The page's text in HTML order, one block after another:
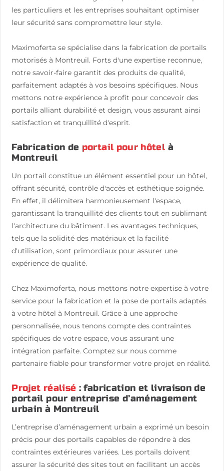
les particuliers et les entreprises souhaitant optimiser
leur sécurité sans compromettre leur style.
Maximoferta se spécialise dans la fabrication de portails
motorisés à Montreuil. Forts d'une expertise reconnue,
notre savoir-faire garantit des produits de qualité,
parfaitement adaptés à vos besoins spécifiques. Nous
mettons notre expérience à profit pour concevoir des
portails alliant durabilité et design, vous assurant ainsi
satisfaction et tranquillité d'esprit.
Fabrication de portail pour hôtel à
Montreuil
Un portail constitue un élément essentiel pour un hôtel,
offrant sécurité, contrôle d'accès et esthétique soignée.
En effet, il délimitera harmonieusement l'espace,
garantissant la tranquillité des clients tout en sublimant
l'architecture du bâtiment. Les avantages techniques,
tels que la solidité des matériaux et la facilité
d'utilisation, sont primordiaux pour assurer une
expérience de qualité.
Chez Maximoferta, nous mettons notre expertise à votre
service pour la fabrication et la pose de portails adaptés
à votre hôtel à Montreuil. Grâce à une approche
personnalisée, nous tenons compte des contraintes
spécifiques de votre espace, vous assurant une
intégration parfaite. Comptez sur nous comme
partenaire fiable pour transformer votre projet en réalité.
Projet réalisé : fabrication et livraison de
portail pour entreprise d’aménagement
urbain à Montreuil
L’entreprise d’aménagement urbain a exprimé un besoin
précis pour des portails capables de répondre à des
contraintes extérieures variées. Les portails doivent
assurer la sécurité des sites tout en facilitant un accès